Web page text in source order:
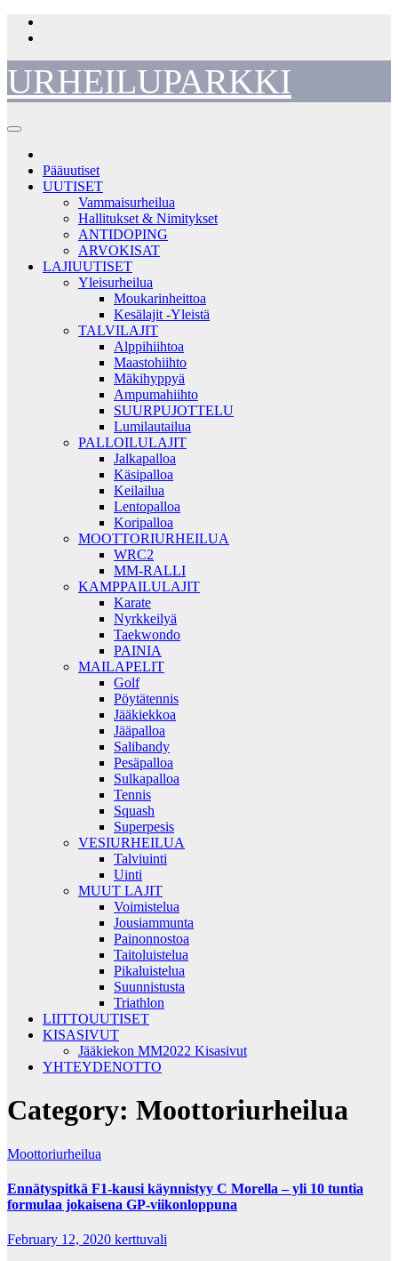
Skip
URHEILUPARKKI
Pääuutiset
UUTISET
Vammaisurheilua
Hallitukset & Nimitykset
ANTIDOPING
ARVOKISAT
LAJIUUTISET
Yleisurheilua
Moukarinheittoa
Kesälajit -Yleistä
TALVILAJIT
Alppihiihtoa
Maastohiihto
Mäkihyppyä
Ampumahiihto
SUURPUJOTTELU
Lumilautailua
PALLOILULAJIT
Jalkapalloa
Käsipalloa
Keilailua
Lentopalloa
Koripalloa
MOOTTORIURHEILUA
WRC2
MM-RALLI
KAMPPAILULAJIT
Karate
Nyrkkeilyä
Taekwondo
PAINIA
MAILAPELIT
Golf
Pöytätennis
Jääkiekkoa
Jääpalloa
Salibandy
Pesäpalloa
Sulkapalloa
Tennis
Squash
Superpesis
VESIURHEILUA
Talviuinti
Uinti
MUUT LAJIT
Voimistelua
Jousiammunta
Painonnostoa
Taitoluistelua
Pikaluistelua
Suunnistusta
Triathlon
LIITTOUUTISET
KISASIVUT
Jääkiekon MM2022 Kisasivut
YHTEYDENOTTO
Category: Moottoriurheilua
Moottoriurheilua
Ennätyspitkä F1-kausi käynnistyy C Morella – yli 10 tuntia
formulaa jokaisena GP-viikonloppuna
February 12, 2020 kerttuvali